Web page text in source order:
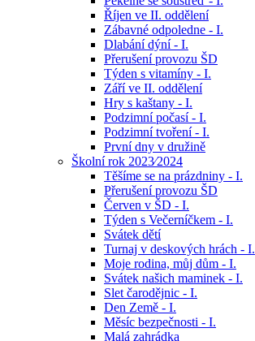
Říjen ve II. oddělení
Zábavné odpoledne - I.
Dlabání dýní - I.
Přerušení provozu ŠD
Týden s vitamíny - I.
Září ve II. oddělení
Hry s kaštany - I.
Podzimní počasí - I.
Podzimní tvoření - I.
První dny v družině
Školní rok 2023⁄2024
Těšíme se na prázdniny - I.
Přerušení provozu ŠD
Červen v ŠD - I.
Týden s Večerníčkem - I.
Svátek dětí
Turnaj v deskových hrách - I.
Moje rodina, můj dům - I.
Svátek našich maminek - I.
Slet čarodějnic - I.
Den Země - I.
Měsíc bezpečnosti - I.
Malá zahrádka